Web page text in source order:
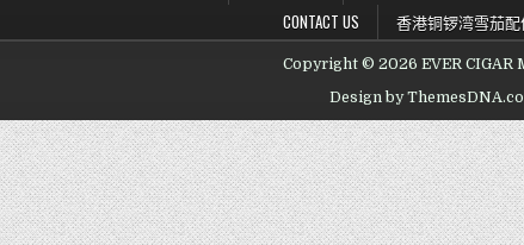
CONTACT US
香港铜锣湾雪茄
Copyright © 2026 EVER CIGAR
Design by